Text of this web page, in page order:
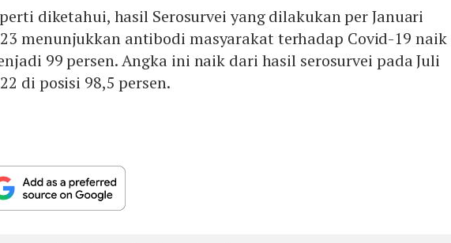
diketahui, hasil Serosurvei yang dilakukan per Januari
menunjukkan antibodi masyarakat terhadap Covid-19 naik
99 persen. Angka ini naik dari hasil serosurvei pada Juli
di posisi 98,5 persen.